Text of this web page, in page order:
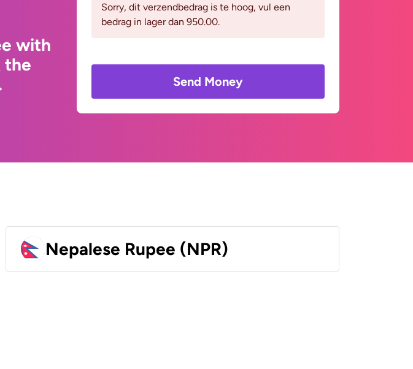
with
the
Sorry, dit verzendbedrag is te hoog, vul een
bedrag in lager dan 950.00.
Send Money
Nepalese Rupee (NPR)